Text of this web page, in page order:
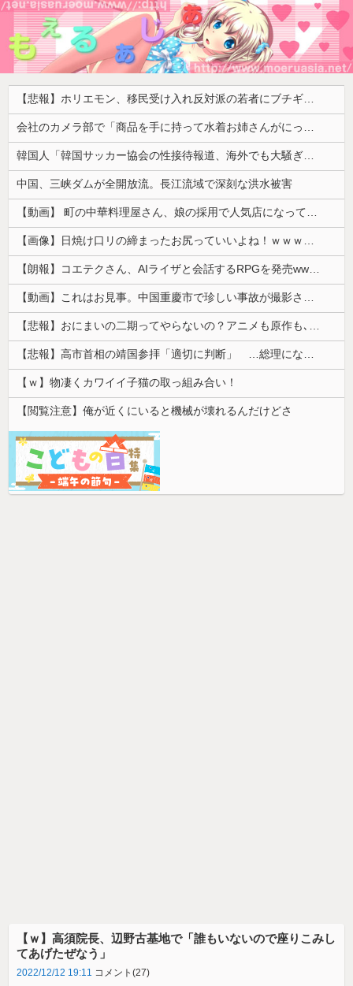
【悲報】ホリエモン、移民受け入れ反対派の若者にブチギレ「差別するなんて最低だ！」 → スタジオ誰も反論できず沈黙 ………
会社のカメラ部で「商品を手に持って水着お姉さんがにっこり」を撮影、だがお姉さんは素人アルバイトで親バレした結果……
韓国人「韓国サッカー協会の性接待報道、海外でも大騒ぎに・・・2002年W杯4強の記録取り消しの声も」→「マジで国の恥だ」「2002年まで疑う価値...
中国、三峡ダムが全開放流。長江流域で深刻な洪水被害
【動画】 町の中華料理屋さん、娘の採用で人気店になってしまう
【画像】日焼け口リの締まったお尻っていいよね！ｗｗｗｗｗ
【朗報】コエテクさん、AIライザと会話するRPGを発売wwwwwwwwwwww
【動画】これはお見事。中国重慶市で珍しい事故が撮影される。
【悲報】おにまいの二期ってやらないの？アニメも原作も､外人からも人気あったのに
【悲報】高市首相の靖国参拝「適切に判断」 …総理になる前の昨年は参拝
【ｗ】物凄くカワイイ子猫の取っ組み合い！
【閲覧注意】俺が近くにいると機械が壊れるんだけどさ
【ｗ】高須院長、辺野古基地で「誰もいないので座りこみし
てあげたぜなう」
2022/12/12 19:11 コメント(27)